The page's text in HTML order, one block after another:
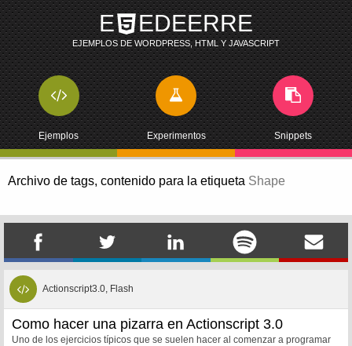
E EDEERRE
EJEMPLOS DE WORDPRESS, HTML Y JAVASCRIPT
Ejemplos Experimentos Snippets
Archivo de tags, contenido para la etiqueta Shape
Actionscript3.0, Flash
Como hacer una pizarra en Actionscript 3.0
Uno de los ejercicios típicos que se suelen hacer al comenzar a programar